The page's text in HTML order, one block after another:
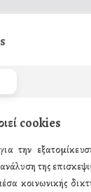
cookies
την
της
κοινωνικής